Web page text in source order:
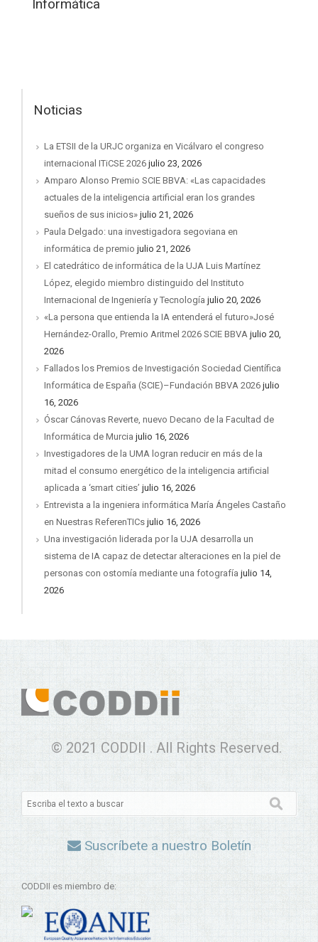
Informática
Noticias
La ETSII de la URJC organiza en Vicálvaro el congreso
internacional ITiCSE 2026 julio 23, 2026
Amparo Alonso Premio SCIE BBVA: «Las capacidades
actuales de la inteligencia artificial eran los grandes
sueños de sus inicios» julio 21, 2026
Paula Delgado: una investigadora segoviana en
informática de premio julio 21, 2026
El catedrático de informática de la UJA Luis Martínez
López, elegido miembro distinguido del Instituto
Internacional de Ingeniería y Tecnología julio 20, 2026
«La persona que entienda la IA entenderá el futuro»José
Hernández-Orallo, Premio Aritmel 2026 SCIE BBVA julio 20,
2026
Fallados los Premios de Investigación Sociedad Científica
Informática de España (SCIE)–Fundación BBVA 2026 julio
16, 2026
Óscar Cánovas Reverte, nuevo Decano de la Facultad de
Informática de Murcia julio 16, 2026
Investigadores de la UMA logran reducir en más de la
mitad el consumo energético de la inteligencia artificial
aplicada a ‘smart cities’ julio 16, 2026
Entrevista a la ingeniera informática María Ángeles Castaño
en Nuestras ReferenTICs julio 16, 2026
Una investigación liderada por la UJA desarrolla un
sistema de IA capaz de detectar alteraciones en la piel de
personas con ostomía mediante una fotografía julio 14,
2026
© 2021 CODDII . All Rights Reserved.
Suscríbete a nuestro Boletín
CODDII es miembro de: